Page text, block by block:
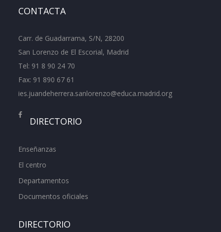
CONTACTA
Carr. de Guadarrama, S/N, 28200
San Lorenzo de El Escorial, Madrid
Tel: 91 8 90 24 70
Fax: 91 890 67 61
ies.juandeherrera.sanlorenzo@educa.madrid.org
DIRECTORIO
Enseñanzas
El centro
Departamentos
Documentos oficiales
DIRECTORIO